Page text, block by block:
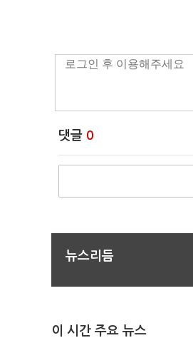
댓글 0
뉴스리듬
이 시간 주요 뉴스